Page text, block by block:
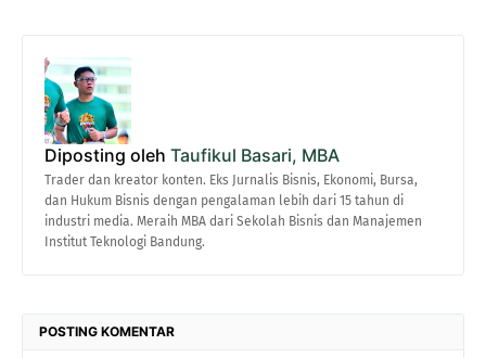
Diposting oleh Taufikul Basari, MBA
Trader dan kreator konten. Eks Jurnalis Bisnis, Ekonomi, Bursa,
dan Hukum Bisnis dengan pengalaman lebih dari 15 tahun di
industri media. Meraih MBA dari Sekolah Bisnis dan Manajemen
Institut Teknologi Bandung.
POSTING KOMENTAR